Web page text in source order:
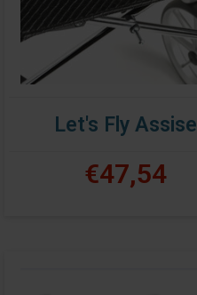
Let's Fly Assise
€47,54